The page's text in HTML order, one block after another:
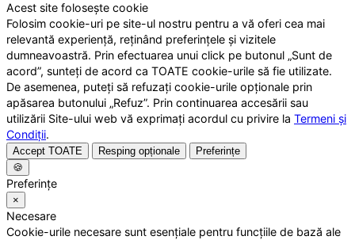
Acest site folosește cookie
Folosim cookie-uri pe site-ul nostru pentru a vă oferi cea mai
relevantă experiență, reținând preferințele și vizitele
dumneavoastră. Prin efectuarea unui click pe butonul „Sunt de
acord”, sunteți de acord ca TOATE cookie-urile să fie utilizate.
De asemenea, puteți să refuzați cookie-urile opționale prin
apăsarea butonului „Refuz”. Prin continuarea accesării sau
utilizării Site-ului web vă exprimați acordul cu privire la Termeni și
Condiții.
Accept TOATE Resping opționale
Preferințe
🍪
Preferințe
×
Necesare
Cookie-urile necesare sunt esențiale pentru funcțiile de bază ale